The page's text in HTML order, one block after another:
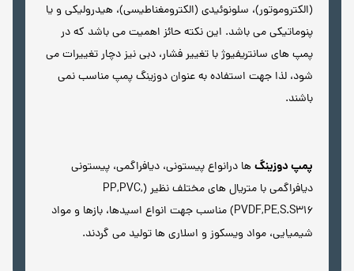
(الکتروموتور)، سلونوئیدی (الکترومغناطیسی)، هیدرولیکی و یا
پنوماتیکی می باشد. این نکته حائز اهمیت می باشد که در
پمپ های سانتریفیوژ با تغییر فشار، دبی نیز دچار تغییرات می
شود، لذا جهت استفاده به عنوان دوزینگ پمپ مناسب نمی
باشند.
پمپ دوزینگها درانواع پیستونی، دیافراگمی، پیستونی
دیافراگمی با متریال های مختلف نظیر (PP,PVC,
PVDF,PE,S.S316) مناسب جهت انواع اسیدها، بازها و مواد
شیمیایی، مواد ویسکوز و اسلاری ها تولید می گردند.